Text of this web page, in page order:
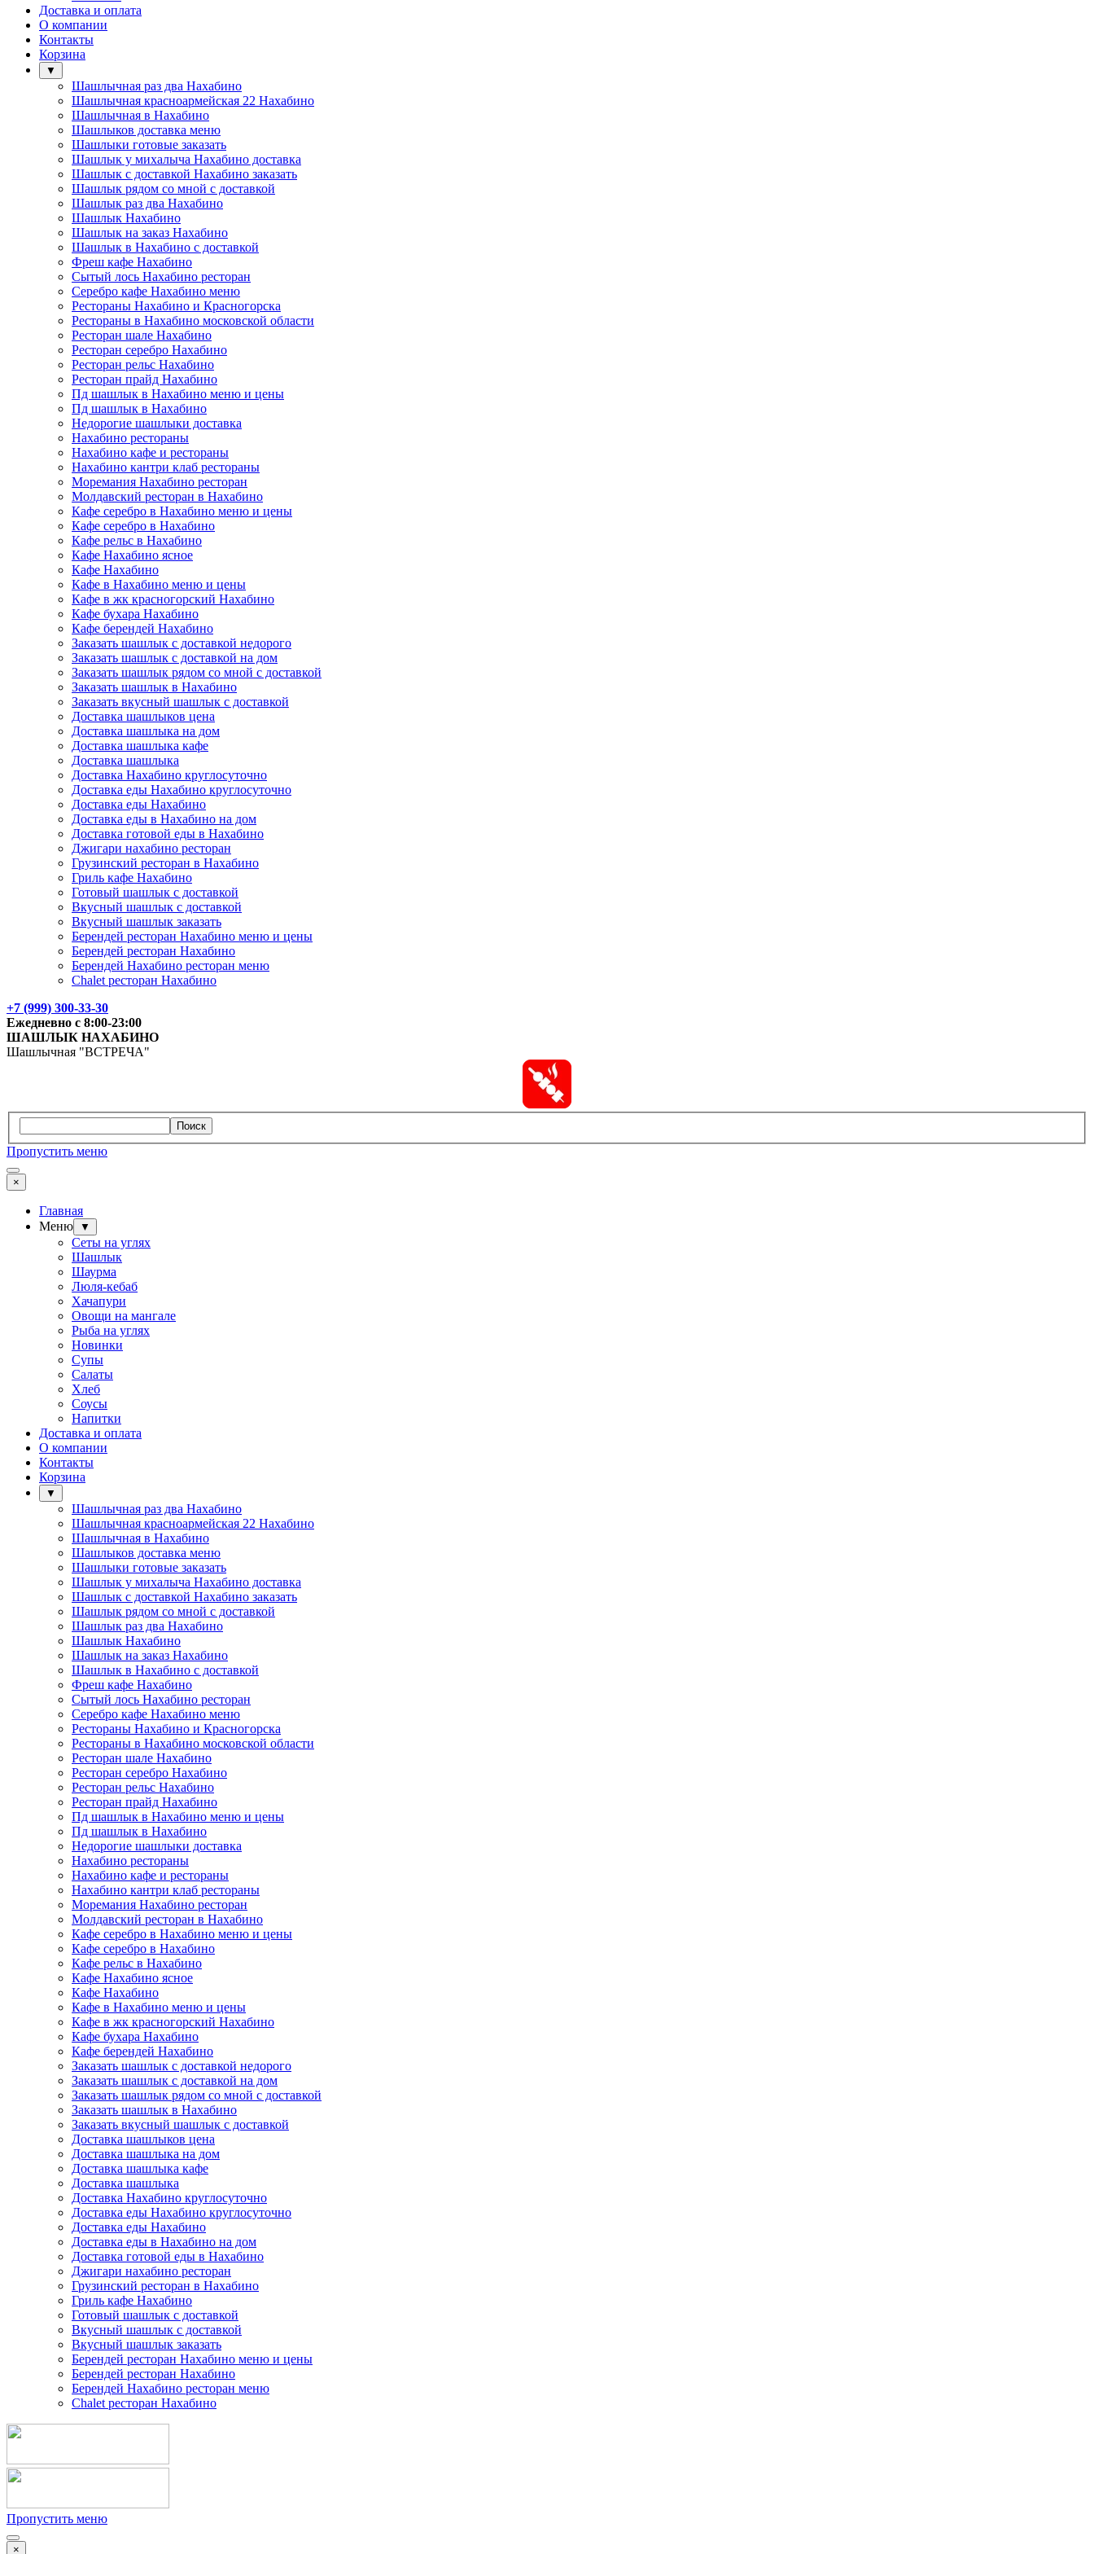
Доставка и оплата
О компании
Контакты
Корзина
▼
Шашлычная раз два Нахабино
Шашлычная красноармейская 22 Нахабино
Шашлычная в Нахабино
Шашлыков доставка меню
Шашлыки готовые заказать
Шашлык у михалыча Нахабино доставка
Шашлык с доставкой Нахабино заказать
Шашлык рядом со мной с доставкой
Шашлык раз два Нахабино
Шашлык Нахабино
Шашлык на заказ Нахабино
Шашлык в Нахабино с доставкой
Фреш кафе Нахабино
Сытый лось Нахабино ресторан
Серебро кафе Нахабино меню
Рестораны Нахабино и Красногорска
Рестораны в Нахабино московской области
Ресторан шале Нахабино
Ресторан серебро Нахабино
Ресторан рельс Нахабино
Ресторан прайд Нахабино
Пд шашлык в Нахабино меню и цены
Пд шашлык в Нахабино
Недорогие шашлыки доставка
Нахабино рестораны
Нахабино кафе и рестораны
Нахабино кантри клаб рестораны
Моремания Нахабино ресторан
Молдавский ресторан в Нахабино
Кафе серебро в Нахабино меню и цены
Кафе серебро в Нахабино
Кафе рельс в Нахабино
Кафе Нахабино ясное
Кафе Нахабино
Кафе в Нахабино меню и цены
Кафе в жк красногорский Нахабино
Кафе бухара Нахабино
Кафе берендей Нахабино
Заказать шашлык с доставкой недорого
Заказать шашлык с доставкой на дом
Заказать шашлык рядом со мной с доставкой
Заказать шашлык в Нахабино
Заказать вкусный шашлык с доставкой
Доставка шашлыков цена
Доставка шашлыка на дом
Доставка шашлыка кафе
Доставка шашлыка
Доставка Нахабино круглосуточно
Доставка еды Нахабино круглосуточно
Доставка еды Нахабино
Доставка еды в Нахабино на дом
Доставка готовой еды в Нахабино
Джигари нахабино ресторан
Грузинский ресторан в Нахабино
Гриль кафе Нахабино
Готовый шашлык с доставкой
Вкусный шашлык с доставкой
Вкусный шашлык заказать
Берендей ресторан Нахабино меню и цены
Берендей ресторан Нахабино
Берендей Нахабино ресторан меню
Chalet ресторан Нахабино
+7 (999) 300-33-30
Ежедневно с 8:00-23:00
ШАШЛЫК НАХАБИНО
Шашлычная "ВСТРЕЧА"
Поиск
Пропустить меню
×
Главная
Меню
▼
Сеты на углях
Шашлык
Шаурма
Люля-кебаб
Хачапури
Овощи на мангале
Рыба на углях
Новинки
Супы
Салаты
Хлеб
Соусы
Напитки
Доставка и оплата
О компании
Контакты
Корзина
▼
Шашлычная раз два Нахабино
Шашлычная красноармейская 22 Нахабино
Шашлычная в Нахабино
Шашлыков доставка меню
Шашлыки готовые заказать
Шашлык у михалыча Нахабино доставка
Шашлык с доставкой Нахабино заказать
Шашлык рядом со мной с доставкой
Шашлык раз два Нахабино
Шашлык Нахабино
Шашлык на заказ Нахабино
Шашлык в Нахабино с доставкой
Фреш кафе Нахабино
Сытый лось Нахабино ресторан
Серебро кафе Нахабино меню
Рестораны Нахабино и Красногорска
Рестораны в Нахабино московской области
Ресторан шале Нахабино
Ресторан серебро Нахабино
Ресторан рельс Нахабино
Ресторан прайд Нахабино
Пд шашлык в Нахабино меню и цены
Пд шашлык в Нахабино
Недорогие шашлыки доставка
Нахабино рестораны
Нахабино кафе и рестораны
Нахабино кантри клаб рестораны
Моремания Нахабино ресторан
Молдавский ресторан в Нахабино
Кафе серебро в Нахабино меню и цены
Кафе серебро в Нахабино
Кафе рельс в Нахабино
Кафе Нахабино ясное
Кафе Нахабино
Кафе в Нахабино меню и цены
Кафе в жк красногорский Нахабино
Кафе бухара Нахабино
Кафе берендей Нахабино
Заказать шашлык с доставкой недорого
Заказать шашлык с доставкой на дом
Заказать шашлык рядом со мной с доставкой
Заказать шашлык в Нахабино
Заказать вкусный шашлык с доставкой
Доставка шашлыков цена
Доставка шашлыка на дом
Доставка шашлыка кафе
Доставка шашлыка
Доставка Нахабино круглосуточно
Доставка еды Нахабино круглосуточно
Доставка еды Нахабино
Доставка еды в Нахабино на дом
Доставка готовой еды в Нахабино
Джигари нахабино ресторан
Грузинский ресторан в Нахабино
Гриль кафе Нахабино
Готовый шашлык с доставкой
Вкусный шашлык с доставкой
Вкусный шашлык заказать
Берендей ресторан Нахабино меню и цены
Берендей ресторан Нахабино
Берендей Нахабино ресторан меню
Chalet ресторан Нахабино
Пропустить меню
×